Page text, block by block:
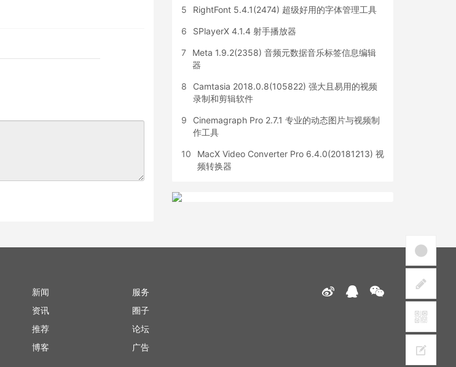
5 RightFont 5.4.1(2474) 超级好用的字体管理工具
6 SPlayerX 4.1.4 射手播放器
7
Meta 1.9.2(2358) 音频元数据音乐标签信息编辑
器
8
Camtasia 2018.0.8(105822) 强大且易用的视频
录制和剪辑软件
9
Cinemagraph Pro 2.7.1 专业的动态图片与视频制
作工具
10
MacX Video Converter Pro 6.4.0(20181213) 视
频转换器
新闻
资讯
推荐
博客
服务
圈子
论坛
广告